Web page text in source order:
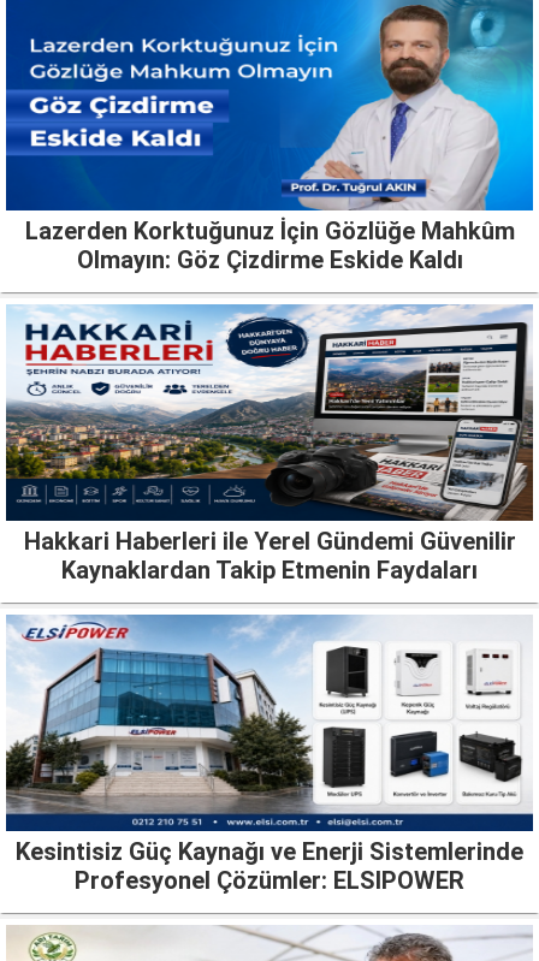
Lazerden Korktuğunuz İçin Gözlüğe Mahkûm
Olmayın: Göz Çizdirme Eskide Kaldı
Hakkari Haberleri ile Yerel Gündemi Güvenilir
Kaynaklardan Takip Etmenin Faydaları
Kesintisiz Güç Kaynağı ve Enerji Sistemlerinde
Profesyonel Çözümler: ELSIPOWER